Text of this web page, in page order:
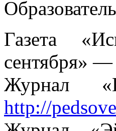
Газета
сентября» —
Журнал
http://